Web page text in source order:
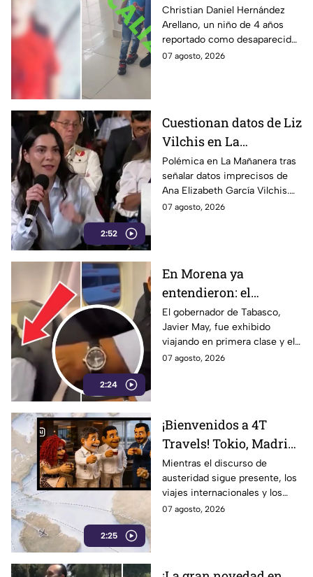
la Alerta activada en
León, Guanajuato:
CONFIRMAN
H4LLAZGO
Christian Daniel Hernández
Arellano, un niño de 4 años
reportado como desaparecido
en León, Guanajuato, fue
07 agosto, 2026
2:52
Cuestionan datos de Liz
Vilchis en La
Mañanera: estudio de
Reuters respalda a TV
Azteca
Polémica en La Mañanera tras
señalar datos imprecisos de
Ana Elizabeth García Vilchis.
Estudio de Reuters coloca a
07 agosto, 2026
2:24
En Morena ya
entendieron: el
problema no es viajar
en primera clase… ¡es
que te graben!
El gobernador de Tabasco,
Javier May, fue exhibido
viajando en primera clase y el
tema llegó hasta la dirigencia
07 agosto, 2026
2:25
¡Bienvenidos a 4T
Travels! Tokio, Madrid,
París y vuelos de lujo…
la austeridad puede
esperar
Mientras el discurso de
austeridad sigue presente, los
viajes internacionales y los
vuelos de lujo se convierten en
07 agosto, 2026